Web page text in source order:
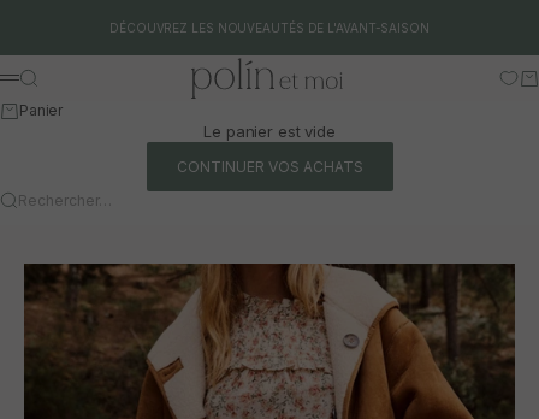
DÉCOUVREZ LES NOUVEAUTÉS DE L'AVANT-SAISON
Polín et moi
Menu
Rechercher
Panier
Le panier est vide
CONTINUER VOS ACHATS
Rechercher…